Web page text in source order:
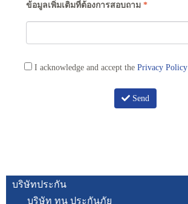
ข้อมูลเพิ่มเติมที่ต้องการสอบถาม *
I acknowledge and accept the Privacy Policy
Send
บริษัทประกัน
บริษัท ทูน ประกันภัย